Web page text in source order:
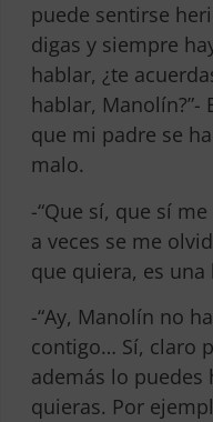
puede sentirse
digas y siempre
hablar, ¿te
hablar, Manolín?”-
que mi padre se
malo.
-“Que sí, que sí
a veces se me
que quiera, es una
-“Ay, Manolín no
contigo… Sí, claro
además lo puedes
quieras. Por